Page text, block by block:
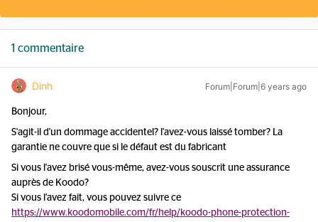
1 commentaire
Dinh Forum|Forum|6 years ago
Bonjour,
S'agit-il d'un dommage accidentel? l'avez-vous laissé tomber? La
garantie ne couvre que si le défaut est du fabricant
Si vous l'avez brisé vous-même, avez-vous souscrit une assurance
auprès de Koodo?
Si vous l'avez fait, vous pouvez suivre ce
https://www.koodomobile.com/fr/help/koodo-phone-protection-